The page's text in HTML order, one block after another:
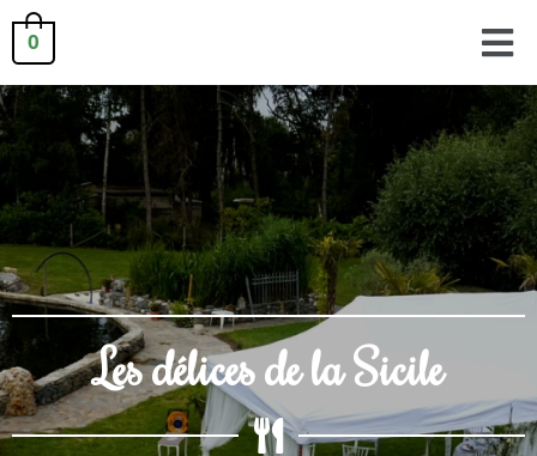
0
Les délices de la Sicile